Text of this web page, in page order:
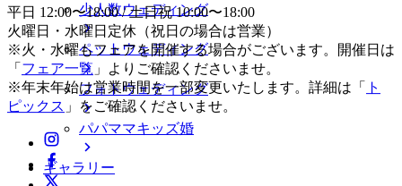
少人数ウェディング
ペットウェディング
フォトウェディング
パパママキッズ婚
ギャラリー
平日 12:00〜18:00 / 土日祝 10:00〜18:00
火曜日・水曜日定休（祝日の場合は営業）
※火・水曜もフェアを開催する場合がございます。開催日は
「 フェア一覧 」よりご確認くださいませ。
※年末年始は営業時間を一部変更いたします。詳細は「
ト
ピックス 」をご確認くださいませ。